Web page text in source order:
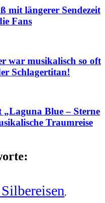
mit längerer Sendezeit
Fans
war musikalisch so oft
Schlagertitan!
Blue – Sterne
Traumreise
,